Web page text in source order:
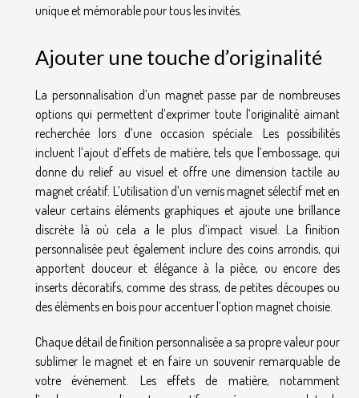
unique et mémorable pour tous les invités.
Ajouter une touche d’originalité
La personnalisation d’un magnet passe par de nombreuses
options qui permettent d’exprimer toute l’originalité aimant
recherchée lors d’une occasion spéciale. Les possibilités
incluent l’ajout d’effets de matière, tels que l’embossage, qui
donne du relief au visuel et offre une dimension tactile au
magnet créatif. L’utilisation d’un vernis magnet sélectif met en
valeur certains éléments graphiques et ajoute une brillance
discrète là où cela a le plus d’impact visuel. La finition
personnalisée peut également inclure des coins arrondis, qui
apportent douceur et élégance à la pièce, ou encore des
inserts décoratifs, comme des strass, de petites découpes ou
des éléments en bois pour accentuer l’option magnet choisie.
Chaque détail de finition personnalisée a sa propre valeur pour
sublimer le magnet et en faire un souvenir remarquable de
votre événement. Les effets de matière, notamment